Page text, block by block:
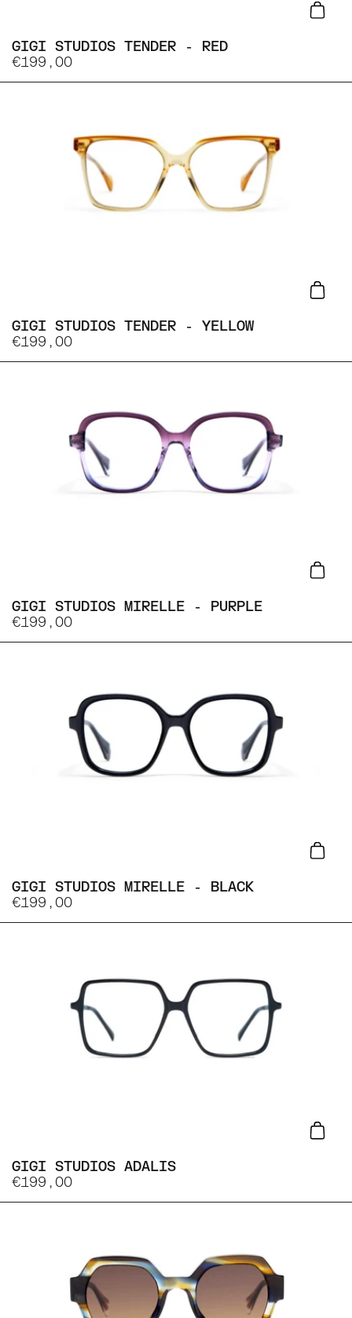
GIGI STUDIOS TENDER - RED
€199,00
GIGI STUDIOS TENDER - YELLOW
€199,00
GIGI STUDIOS MIRELLE - PURPLE
€199,00
GIGI STUDIOS MIRELLE - BLACK
€199,00
GIGI STUDIOS ADALIS
€199,00